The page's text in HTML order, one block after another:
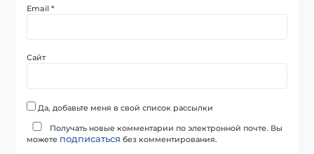
Email*
Сайт
Да, добавьте меня в свой список рассылки
Получать новые комментарии по электронной почте. Вы
можете подписаться без комментирования.